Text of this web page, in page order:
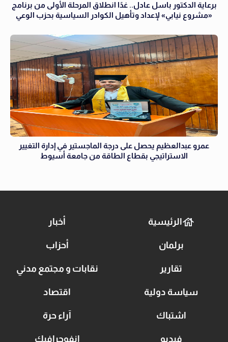
برعاية الدكتور باسل عادل.. غدًا انطلاق المرحلة الأولى من برنامج
«مشروع نيابي» لإعداد وتأهيل الكوادر السياسية بحزب الوعي
عمرو عبدالعظيم يحصل على درجة الماجستير في إدارة التغيير
الاستراتيجي بقطاع الطاقة من جامعة أسيوط
الرئيسية أخبار
برلمان أحزاب
تقارير نقابات و مجتمع مدني
سياسة دولية اقتصاد
اشتباك آراء حرة
فيديو انفوجرافيك